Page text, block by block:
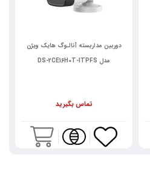
دوربین مداربسته آنالـوگ هایک ویژن
مدل DS-2CE16H0T-ITPFS
تماس بگیرید